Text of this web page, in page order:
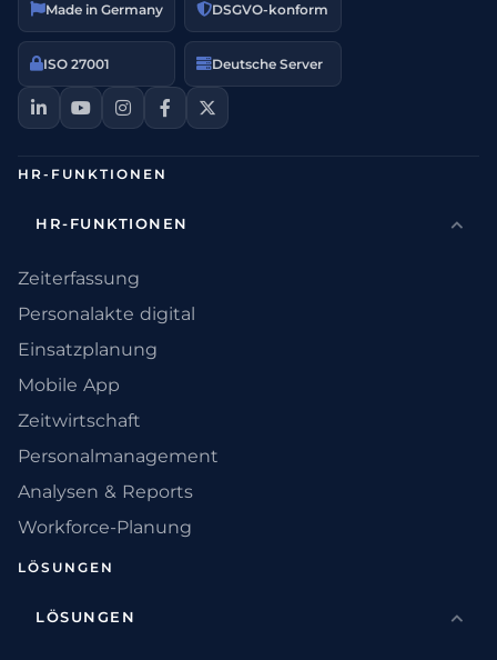
Made in Germany DSGVO-konform
ISO 27001 Deutsche Server
HR-FUNKTIONEN
HR-FUNKTIONEN
Zeiterfassung
Personalakte digital
Einsatzplanung
Mobile App
Zeitwirtschaft
Personalmanagement
Analysen & Reports
Workforce-Planung
LÖSUNGEN
LÖSUNGEN